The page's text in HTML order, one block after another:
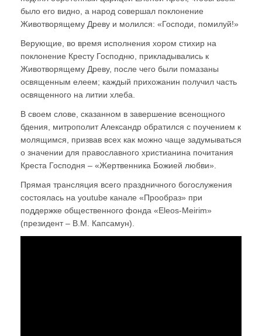
было его видно, а народ совершал поклонение
Животворящему Древу и молился: «Господи, помилуй!»
Верующие, во время исполнения хором стихир на
поклонение Кресту Господню, прикладывались к
Животворящему Древу, после чего были помазаны
освященным елеем; каждый прихожанин получил часть
освященного на литии хлеба.
В своем слове, сказанном в завершение всенощного
бдения, митрополит Александр обратился с поучением к
молящимся, призвав всех как можно чаще задумываться
о значении для православного христианина почитания
Креста Господня – «Жертвенника Божией любви».
Прямая трансляция всего праздничного богослужения
состоялась на youtube канале «Прообраз» при
поддержке общественного фонда «Eleos-Meirim»
(президент – В.М. Капсамун).